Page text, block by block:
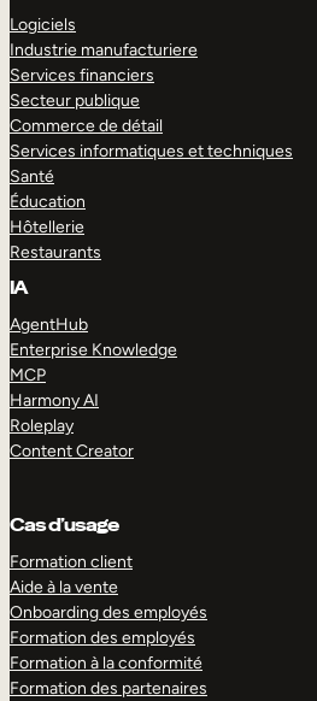
Logiciels
Industrie manufacturiere
Services financiers
Secteur publique
Commerce de détail
Services informatiques et techniques
Santé
Éducation
Hôtellerie
Restaurants
IA
AgentHub
Enterprise Knowledge
MCP
Harmony AI
Roleplay
Content Creator
Cas d’usage
Formation client
Aide à la vente
Onboarding des employés
Formation des employés
Formation à la conformité
Formation des partenaires